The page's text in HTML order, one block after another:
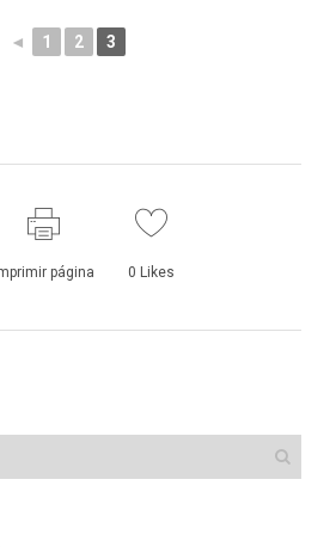
◄ 1 2 3
página 0 Likes